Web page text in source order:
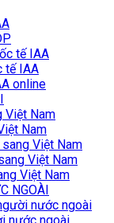
tế IAA
tế IAA
online
Việt Nam
Nam
Việt Nam
Việt Nam
Việt Nam
NGOÀI
nước ngoài